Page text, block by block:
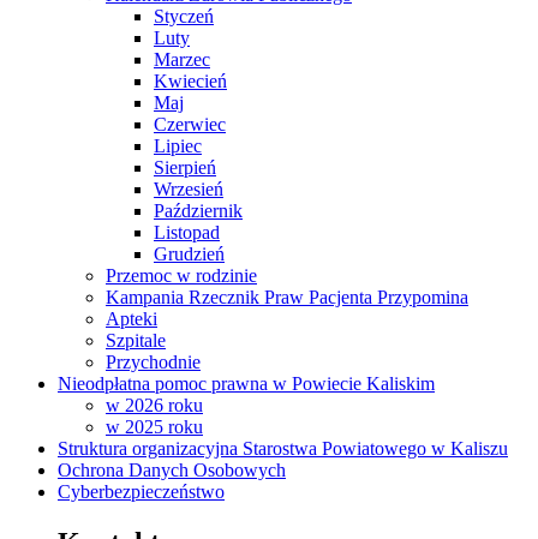
Styczeń
Luty
Marzec
Kwiecień
Maj
Czerwiec
Lipiec
Sierpień
Wrzesień
Październik
Listopad
Grudzień
Przemoc w rodzinie
Kampania Rzecznik Praw Pacjenta Przypomina
Apteki
Szpitale
Przychodnie
Nieodpłatna pomoc prawna w Powiecie Kaliskim
w 2026 roku
w 2025 roku
Struktura organizacyjna Starostwa Powiatowego w Kaliszu
Ochrona Danych Osobowych
Cyberbezpieczeństwo